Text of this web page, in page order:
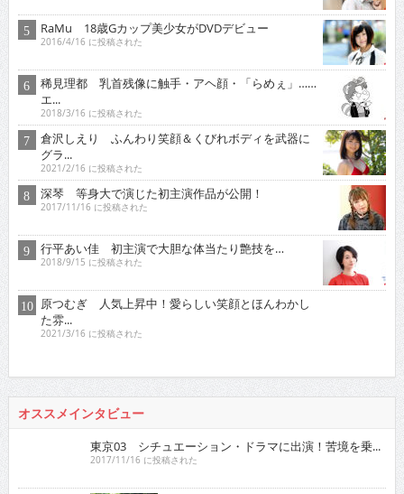
RaMu 18歳Gカップ美少女がDVDデビュー
2016/4/16 に投稿された
稀見理都 乳首残像に触手・アヘ顔・「らめぇ」……
エ...
2018/3/16 に投稿された
倉沢しえり ふんわり笑顔＆くびれボディを武器に
グラ...
2021/2/16 に投稿された
深琴 等身大で演じた初主演作品が公開！
2017/11/16 に投稿された
行平あい佳 初主演で大胆な体当たり艶技を…
2018/9/15 に投稿された
原つむぎ 人気上昇中！愛らしい笑顔とほんわかし
た雰...
2021/3/16 に投稿された
オススメインタビュー
東京03 シチュエーション・ドラマに出演！苦境を乗...